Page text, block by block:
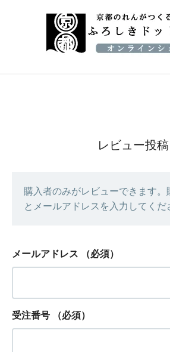
レビュー投稿
購入者のみがレビューできます。
とメールアドレスを入力してくだ
メールアドレス （必須）
受注番号 （必須）